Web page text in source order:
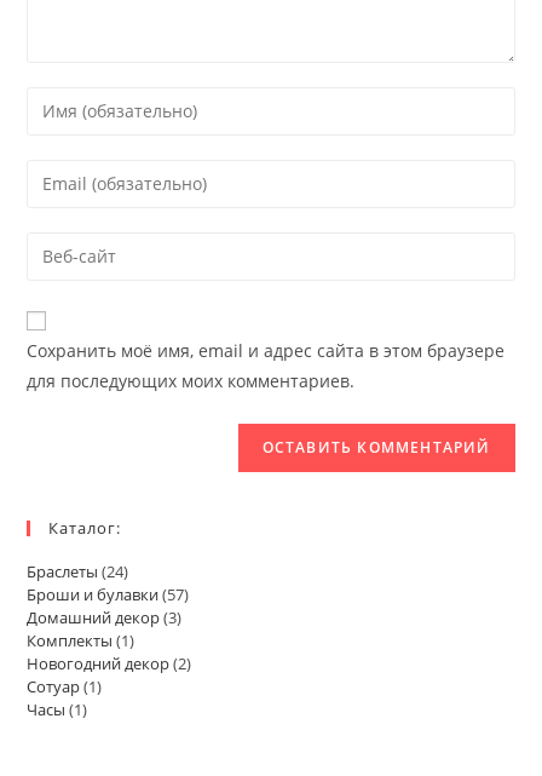
Enter
Enter
address
comment
Enter
website
URL
(optional)
Сохранить моё имя, email и адрес сайта в этом браузере
для последующих моих комментариев.
Каталог:
Браслеты (24)
Броши и булавки(57)
Домашний декор(3)
Комплекты (1)
Новогодний декор(2)
Сотуар(1)
Часы (1)